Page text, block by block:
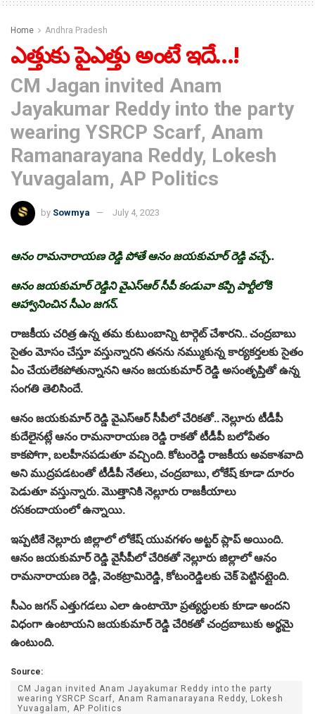
Home Andhra Pradesh
ఎత్తుకు పైఎత్తు అంటే ఇదే…!
CM Jagan invited Anam
Jayakumar Reddy into the party
wearing YSRCP Scarf, Anam
Ramanarayana Reddy, Lokesh
Yuvagalam, AP Politics
by Sowmya July 4, 2023
ఆనం రామనారాయణ రెడ్డి పోతే ఆనం జయకుమార్‌ రెడ్డి వచ్చే..
ఆనం జయకుమార్‌ రెడ్డిని వైఎస్ఆర్‌ సీపీ కండువా కప్పి పార్టీలోకి
ఆహ్వానించిన సీఎం జగన్.
రాజకీయ చరిత్ర ఉన్న తమ కుటుంబాన్ని టార్గెట్ చేశారని.. చంద్రబాబు
సైతం మోసం చేస్తూ వస్తున్నారని తనను నమ్ముకున్న కార్యకర్తలకు సైతం
ఏం చేయలేకపోతున్నానని ఆనం జయకుమార్‌ రెడ్డి అసంతృప్తితో ఉన్న
సంగతి తెలిసిందే.
ఆనం జయకుమార్‌ రెడ్డి వైఎస్ఆర్ సీపీలో చేరికతో.. నెల్లూరు టీడీపీ
కుదేలైనట్లే ఆనం రామనారాయణ రెడ్డి రాకతో టీడీపీ బలోపేతం
కాకపోగా, బలహీనపడుతూ వచ్చింది. కోటంరెడ్డి రాజకీయ అవకాశవాది
అని ముద్రపడటంతో టీడీపీ నేతలు, చంద్రబాబు, లోకేష్ కూడా దూరం
పెడుతూ వస్తున్నారు. మొత్తానికి నెల్లూరు రాజకీయాలు
రసకందాయంలో ఉన్నాయి.
ఇప్పటికే నెల్లూరు జిల్లాలో లోకేష్‌ యువగళం అట్టర్ ప్లాప్ అయింది.
ఆనం జయకుమార్‌ రెడ్డి వైసీపీలో చేరికతో నెల్లూరు జిల్లాలో ఆనం
రామనారాయణ రెడ్డి, వెంకట్రామిరెడ్డి, కోటంరెడ్డిలకు చెక్ పెట్టినట్లైంది.
సీఎం జగన్ ఎత్తుగడలు ఎలా ఉంటాయో ప్రత్యర్ధులకు కూడా అందని
విధంగా ఉంటాయని జయకుమార్‌ రెడ్డి చేరికతో చంద్రబాబుకు అర్థమై
ఉంటుంది.
Source:
CM Jagan invited Anam Jayakumar Reddy into the party
wearing YSRCP Scarf, Anam Ramanarayana Reddy, Lokesh
Yuvagalam, AP Politics